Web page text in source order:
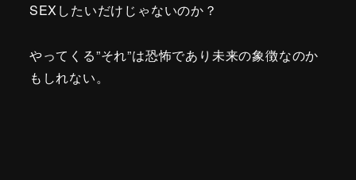
SEXしたいだけじゃないのか？
やってくる”それ”は恐怖であり未来の象徴なのか
もしれない。